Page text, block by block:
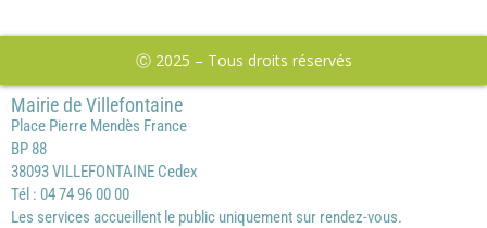
Ⓒ 2025 – Tous droits réservés
Mairie de Villefontaine
Place Pierre Mendès France
BP 88
38093 VILLEFONTAINE Cedex
Tél : 04 74 96 00 00
Les services accueillent le public uniquement sur rendez-vous.